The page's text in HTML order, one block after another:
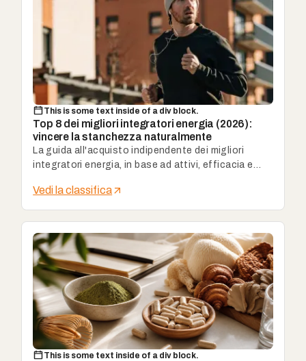
This is some text inside of a div block.
Top 8 dei migliori integratori energia (2026):
vincere la stanchezza naturalmente
La guida all'acquisto indipendente dei migliori
integratori energia, in base ad attivi, efficacia e
Vedi la classifica
This is some text inside of a div block.